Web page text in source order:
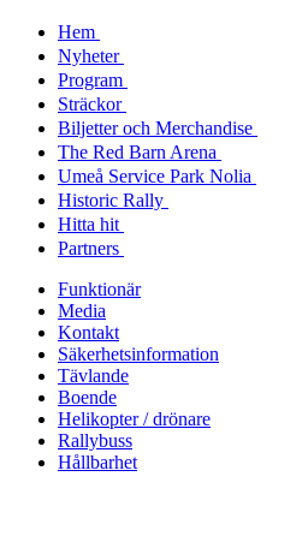
Hem
Nyheter
Program
Sträckor
Biljetter och Merchandise
The Red Barn Arena
Umeå Service Park Nolia
Historic Rally
Hitta hit
Partners
Funktionär
Media
Kontakt
Säkerhetsinformation
Tävlande
Boende
Helikopter / drönare
Rallybuss
Hållbarhet